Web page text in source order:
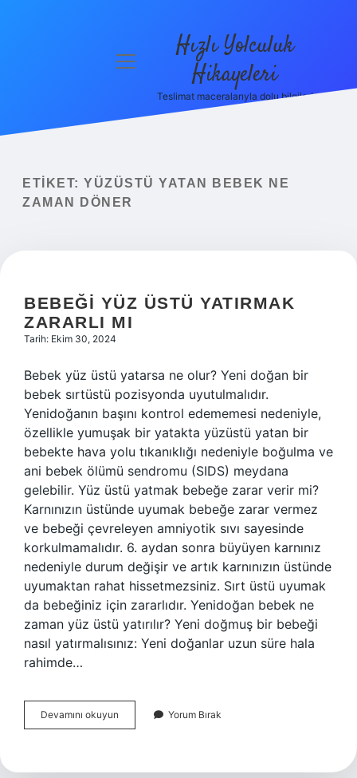
Yasal Uyarı
menüyü
Hızlı Yolculuk
Hikayeleri
Teslimat maceralarıyla dolu bilgiler!
ETIKET: YÜZÜSTÜ YATAN BEBEK NE
ZAMAN DÖNER
BEBEĞI YÜZ ÜSTÜ YATIRMAK
ZARARLI MI
Tarih: Ekim 30, 2024
Bebek yüz üstü yatarsa ne olur? Yeni doğan bir
bebek sırtüstü pozisyonda uyutulmalıdır.
Yenidoğanın başını kontrol edememesi nedeniyle,
özellikle yumuşak bir yatakta yüzüstü yatan bir
bebekte hava yolu tıkanıklığı nedeniyle boğulma ve
ani bebek ölümü sendromu (SIDS) meydana
gelebilir. Yüz üstü yatmak bebeğe zarar verir mi?
Karnınızın üstünde uyumak bebeğe zarar vermez
ve bebeği çevreleyen amniyotik sıvı sayesinde
korkulmamalıdır. 6. aydan sonra büyüyen karnınız
nedeniyle durum değişir ve artık karnınızın üstünde
uyumaktan rahat hissetmezsiniz. Sırt üstü uyumak
da bebeğiniz için zararlıdır. Yenidoğan bebek ne
zaman yüz üstü yatırılır? Yeni doğmuş bir bebeği
nasıl yatırmalısınız: Yeni doğanlar uzun süre hala
rahimde…
Devamını okuyun
Yüz
Zararlı
Yorum Bırak